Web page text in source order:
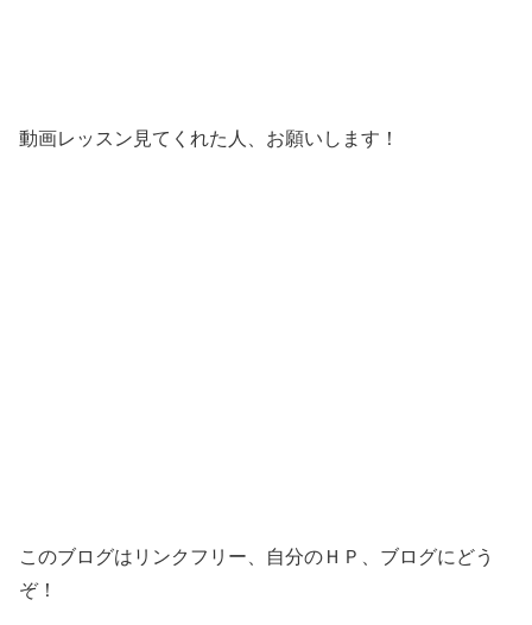
動画レッスン見てくれた人、お願いします！
このブログはリンクフリー、自分のＨＰ、ブログにどう
ぞ！